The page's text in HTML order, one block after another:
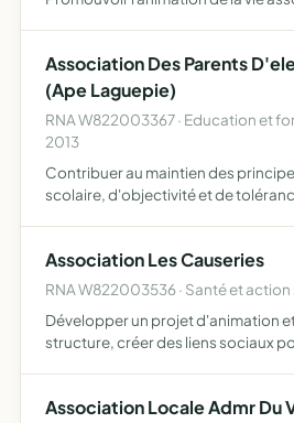
Association Des Parents
(Ape Laguepie)
RNA W822003367 · Education et
2013
Contribuer au maintien des
scolaire, d'objectivité et de
Association Les Causeries
RNA W822003536 · Santé et action
Développer un projet d'animation
structure, créer des liens sociaux
Association Locale Admr Du